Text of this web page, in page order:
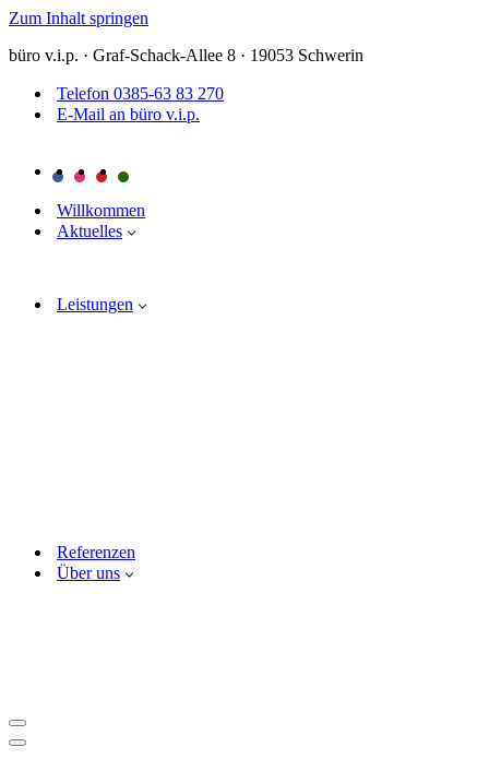
Zum Inhalt springen
büro v.i.p. · Graf-Schack-Allee 8 · 19053 Schwerin
Telefon 0385-63 83 270
E-Mail an büro v.i.p.
Willkommen
Aktuelles
Leistungen
Referenzen
Über uns
Navigationsmenü
Navigationsmenü